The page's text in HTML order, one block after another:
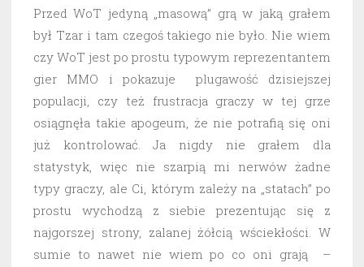
Przed WoT jedyną „masową” grą w jaką grałem
był Tzar i tam czegoś takiego nie było. Nie wiem
czy WoT jest po prostu typowym reprezentantem
gier MMO i pokazuje plugawość dzisiejszej
populacji, czy też frustracja graczy w tej grze
osiągnęła takie apogeum, że nie potrafią się oni
już kontrolować. Ja nigdy nie grałem dla
statystyk, więc nie szarpią mi nerwów żadne
typy graczy, ale Ci, którym zależy na „statach” po
prostu wychodzą z siebie prezentując się z
najgorszej strony, zalanej żółcią wściekłości. W
sumie to nawet nie wiem po co oni grają –